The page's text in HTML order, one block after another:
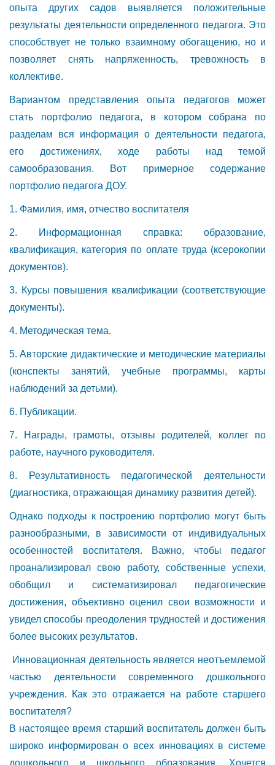
опыта других садов выявляется положительные
результаты деятельности определенного педагога. Это
способствует не только взаимному обогащению, но и
позволяет снять напряженность, тревожность в
коллективе.
Вариантом представления опыта педагогов может
стать портфолио педагога, в котором собрана по
разделам вся информация о деятельности педагога,
его достижениях, ходе работы над темой
самообразования. Вот примерное содержание
портфолио педагога ДОУ.
1. Фамилия, имя, отчество воспитателя
2. Информационная справка: образование,
квалификация, категория по оплате труда (ксерокопии
документов).
3. Курсы повышения квалификации (соответствующие
документы).
4. Методическая тема.
5. Авторские дидактические и методические материалы
(конспекты занятий, учебные программы, карты
наблюдений за детьми).
6. Публикации.
7. Награды, грамоты, отзывы родителей, коллег по
работе, научного руководителя.
8. Результативность педагогической деятельности
(диагностика, отражающая динамику развития детей).
Однако подходы к построению портфолио могут быть
разнообразными, в зависимости от индивидуальных
особенностей воспитателя. Важно, чтобы педагог
проанализировал свою работу, собственные успехи,
обобщил и систематизировал педагогические
достижения, объективно оценил свои возможности и
увидел способы преодоления трудностей и достижения
более высоких результатов.
Инновационная деятельность является неотъемлемой
частью деятельности современного дошкольного
учреждения. Как это отражается на работе старшего
воспитателя?
В настоящее время старший воспитатель должен быть
широко информирован о всех инновациях в системе
дошкольного и школьного образования. Хочется